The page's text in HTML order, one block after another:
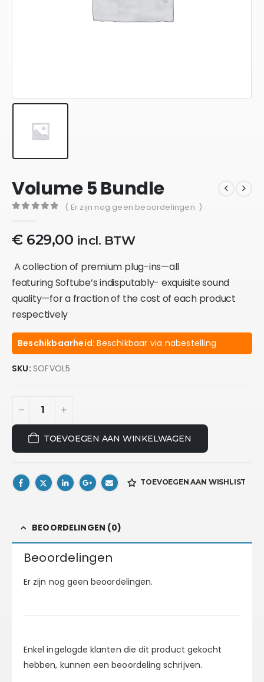
Volume 5 Bundle
( Er zijn nog geen beoordelingen. )
€629,00 incl. BTW
A collection of premium plug-ins—all
featuring Softube’s indisputably- exquisite sound
quality—for a fraction of the cost of each product
respectively
Beschikbaarheid:Beschikbaar via nabestelling
SKU: SOFVOL5
TOEVOEGEN AAN WINKELWAGEN
TOEVOEGEN AAN WISHLIST
BEOORDELINGEN (0)
Beoordelingen
Er zijn nog geen beoordelingen.
Enkel ingelogde klanten die dit product gekocht
hebben, kunnen een beoordeling schrijven.